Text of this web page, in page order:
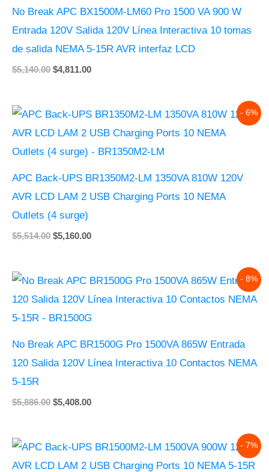
No Break APC BX1500M-LM60 Pro 1500 VA 900 W
Entrada 120V Salida 120V Línea Interactiva 10 tomas
de salida NEMA 5-15R AVR interfaz LCD
$5,140.00 $4,811.00
- 6%
APC Back-UPS BR1350M2-LM 1350VA 810W 120V
AVR LCD LAM 2 USB Charging Ports 10 NEMA
Outlets (4 surge)
$5,514.00
Original
was:
$5,160.00
Current
is:
- 8%
No Break APC BR1500G Pro 1500VA 865W Entrada
120 Salida 120V Línea Interactiva 10 Contactos NEMA
5-15R
$5,886.00
Original
was:
$5,408.00
Current
is:
- 7%
Original
was:
Current
is: